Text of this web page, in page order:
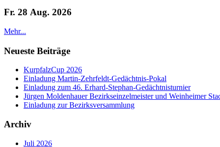
Fr. 28 Aug. 2026
Mehr...
Neueste Beiträge
KurpfalzCup 2026
Einladung Martin-Zehrfeldt-Gedächtnis-Pokal
Einladung zum 46. Erhard-Stephan-Gedächtnisturnier
Jürgen Moldenhauer Bezirkseinzelmeister und Weinheimer
Einladung zur Bezirksversammlung
Archiv
Juli 2026